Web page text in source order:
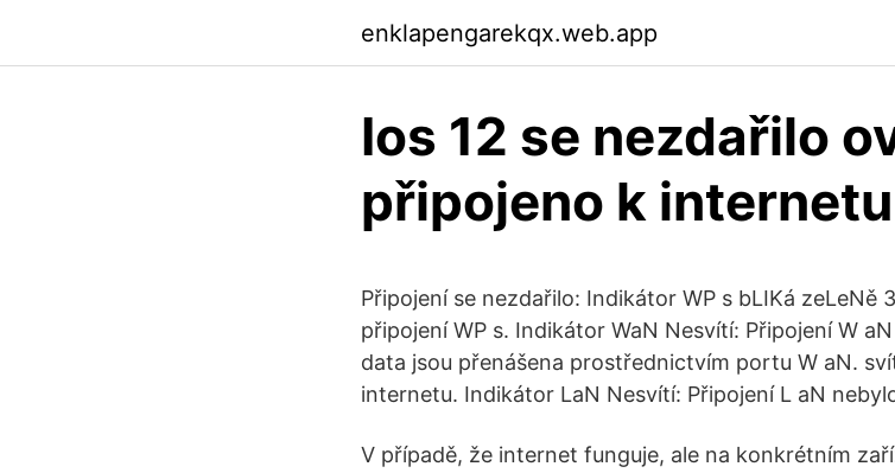
enklapengarekqx.web.app
Ios 12 se nezdařilo
připojeno k internetu
Připojení se nezdařilo: Indikátor WP s bLIKá zeLeNě
připojení WP s. Indikátor WaN Nesvítí: Připojení W
data jsou přenášena prostřednictvím portu W aN.
internetu. Indikátor LaN Nesvítí: Připojení L aN
V případě, že internet funguje, ale na konkrétním